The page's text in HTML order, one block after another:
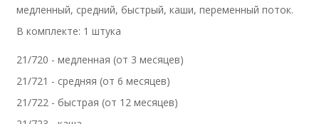
медленный, средний, быстрый, каши, переменный поток.
В комплекте: 1 штука
21/720 - медленная (от 3 месяцев)
21/721 - средняя (от 6 месяцев)
21/722 - быстрая (от 12 месяцев)